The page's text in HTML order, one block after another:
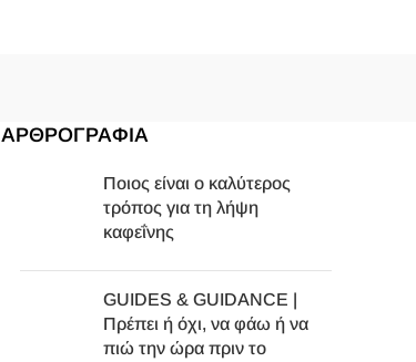
ΑΡΘΡΟΓΡΑΦΙΑ
Ποιος είναι ο καλύτερος
τρόπος για τη λήψη
καφεΐνης
GUIDES & GUIDANCE |
Πρέπει ή όχι, να φάω ή να
πιώ την ώρα πριν το